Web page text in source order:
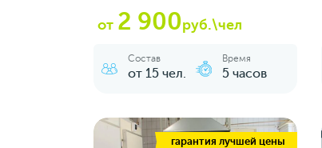
от 2 900руб.\чел
Состав
от 15 чел.
Время
5 часов
гарантия лучшей цены